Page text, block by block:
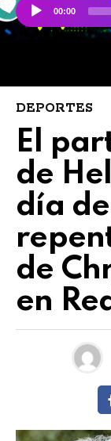
DEPORTES
El
de
día
de
en